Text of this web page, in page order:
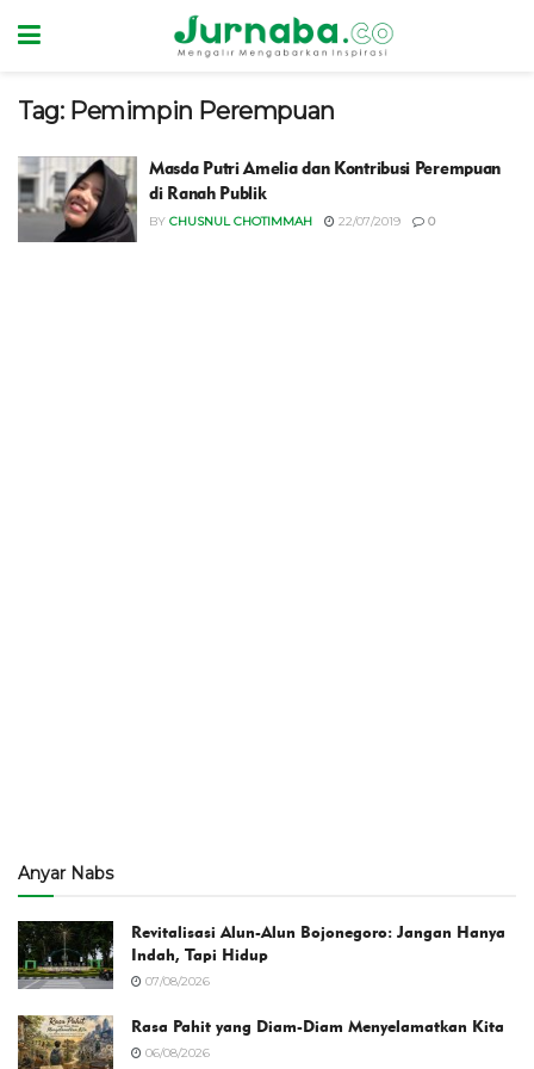
Tag: Pemimpin Perempuan
Masda Putri Amelia dan Kontribusi Perempuan
di Ranah Publik
BY CHUSNUL CHOTIMMAH 22/07/2019 0
Anyar Nabs
Revitalisasi Alun-Alun Bojonegoro: Jangan Hanya
Indah, Tapi Hidup
07/08/2026
Rasa Pahit yang Diam-Diam Menyelamatkan Kita
06/08/2026